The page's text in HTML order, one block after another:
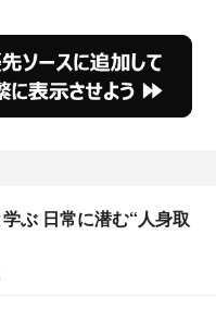
た。
ぶ 日常に潜む“人身取